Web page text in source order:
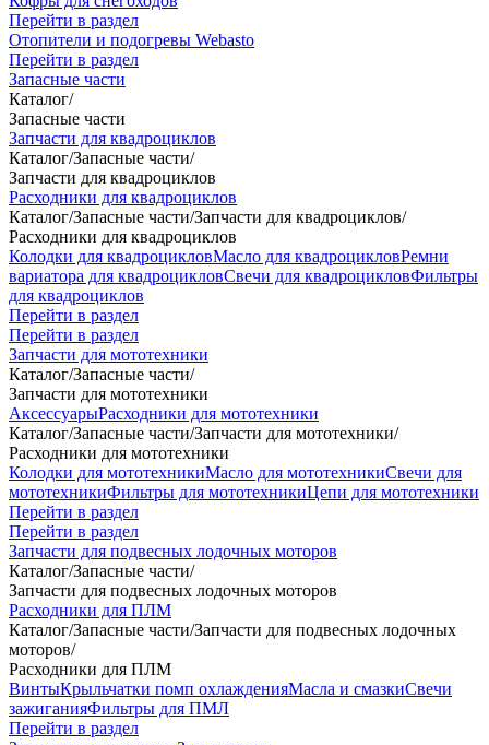
Перейти в раздел
Отопители и подогревы Webasto
Перейти в раздел
Запасные части
Каталог/
Запасные части
Запчасти для квадроциклов
Каталог/Запасные части/
Запчасти для квадроциклов
Расходники для квадроциклов
Каталог/Запасные части/Запчасти для квадроциклов/
Расходники для квадроциклов
Колодки для квадроцикловМасло для квадроцикловРемни
вариатора для квадроцикловСвечи для квадроцикловФильтры
для квадроциклов
Перейти в раздел
Перейти в раздел
Запчасти для мототехники
Каталог/Запасные части/
Запчасти для мототехники
АксессуарыРасходники для мототехники
Каталог/Запасные части/Запчасти для мототехники/
Расходники для мототехники
Колодки для мототехникиМасло для мототехникиСвечи для
мототехникиФильтры для мототехникиЦепи для мототехники
Перейти в раздел
Перейти в раздел
Запчасти для подвесных лодочных моторов
Каталог/Запасные части/
Запчасти для подвесных лодочных моторов
Расходники для ПЛМ
Каталог/Запасные части/Запчасти для подвесных лодочных
моторов/
Расходники для ПЛМ
ВинтыКрыльчатки помп охлажденияМасла и смазкиСвечи
зажиганияФильтры для ПМЛ
Перейти в раздел